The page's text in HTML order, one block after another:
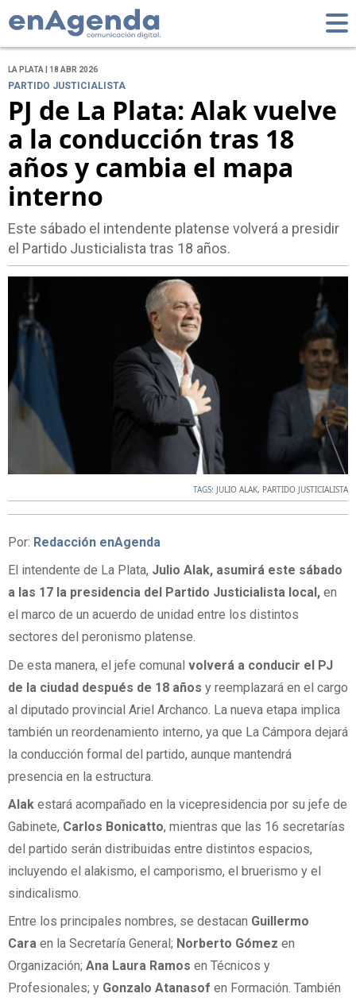
LA PLATA | 18 ABR 2026
PARTIDO JUSTICIALISTA
PJ de La Plata: Alak vuelve
a la conducción tras 18
años y cambia el mapa
interno
Este sábado el intendente platense volverá a presidir
el Partido Justicialista tras 18 años.
TAGS: JULIO ALAK, PARTIDO JUSTICIALISTA
Por: Redacción enAgenda
El intendente de La Plata, Julio Alak, asumirá este sábado
a las 17 la presidencia del Partido Justicialista local, en
el marco de un acuerdo de unidad entre los distintos
sectores del peronismo platense.
De esta manera, el jefe comunal volverá a conducir el PJ
de la ciudad después de 18 años y reemplazará en el cargo
al diputado provincial Ariel Archanco. La nueva etapa implica
también un reordenamiento interno, ya que La Cámpora dejará
la conducción formal del partido, aunque mantendrá
presencia en la estructura.
Alak estará acompañado en la vicepresidencia por su jefe de
Gabinete, Carlos Bonicatto, mientras que las 16 secretarías
del partido serán distribuidas entre distintos espacios,
incluyendo el alakismo, el camporismo, el bruerismo y el
sindicalismo.
Entre los principales nombres, se destacan Guillermo
Cara en la Secretaría General; Norberto Gómez en
Organización; Ana Laura Ramos en Técnicos y
Profesionales; y Gonzalo Atanasof en Formación. También